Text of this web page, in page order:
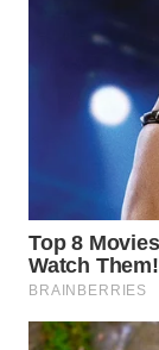
WN
LIKUPANG
LABUANBAJO
WN
BORNEO
Wahana